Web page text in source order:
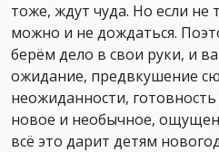
тоже, ждут чуда. Но если не
можно и не дождаться.
берём дело в свои руки, и
ожидание, предвкушение
неожиданности,
новое и необычное,
всё это дарит детям